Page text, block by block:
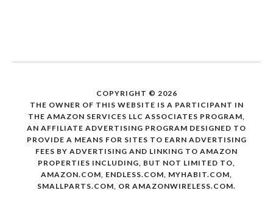
COPYRIGHT © 2026
THE OWNER OF THIS WEBSITE IS A PARTICIPANT IN
THE AMAZON SERVICES LLC ASSOCIATES PROGRAM,
AN AFFILIATE ADVERTISING PROGRAM DESIGNED TO
PROVIDE A MEANS FOR SITES TO EARN ADVERTISING
FEES BY ADVERTISING AND LINKING TO AMAZON
PROPERTIES INCLUDING, BUT NOT LIMITED TO,
AMAZON.COM, ENDLESS.COM, MYHABIT.COM,
SMALLPARTS.COM, OR AMAZONWIRELESS.COM.